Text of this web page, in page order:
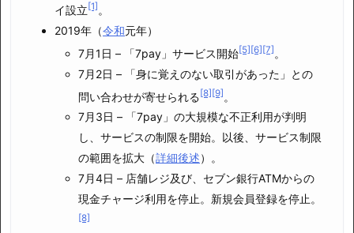
イ設立 [1] 。
2019年（令和元年）
7月1日 – 「7pay」サービス開始[5] [6] [7] 。
7月2日 – 「身に覚えのない取引があった」との
問い合わせが寄せられる[8][9]
7月3日 – 「7pay」の大規模な不正利用が判明
し、サービスの制限を開始。以後、サービス制限
の範囲を拡大（詳細後述）。
7月4日 – 店舗レジ及び、セブン銀行ATMからの
現金チャージ利用を停止。新規会員登録を停止。
[8]